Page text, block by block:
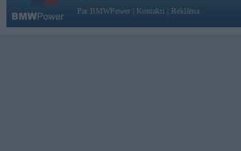
Par BMWPower
Kontakti Reklāma